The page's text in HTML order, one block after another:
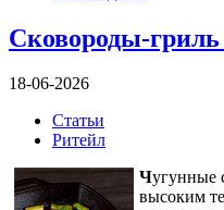
Сковороды-
18-06-2026
Статьи
Ритейл
Чугунные
высоким